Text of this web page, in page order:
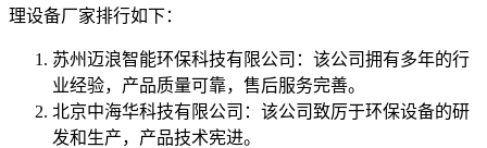
理设备厂家排行如下：
苏州迈浪智能环保科技有限公司：该公司拥有多年的行
业经验，产品质量可靠，售后服务完善。
北京中海华科技有限公司：该公司致厉于环保设备的研
发和生产，产品技术宪进。